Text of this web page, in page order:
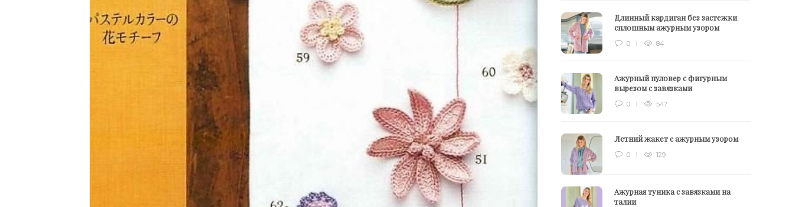
Длинный кардиган без застежки
сплошным ажурным узором
0 84
Ажурный пуловер с фигурным
вырезом с завязками
0 547
Летний жакет с ажурным узором
0 129
Ажурная туника с завязками на
талии